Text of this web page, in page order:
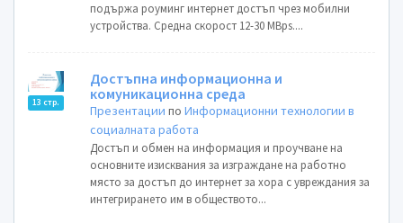
подържа роуминг интернет достъп чрез мобилни
устройства. Средна скорост 12-30 MBps....
13 стр.
Достъпна информационна и
комуникационна среда
Презентации поИнформационни технологии в
социалната работа
Достъп и обмен на информация и проучване на
основните изисквания за изграждане на работно
място за достъп до интернет за хора с увреждания за
интегрирането им в обществото...